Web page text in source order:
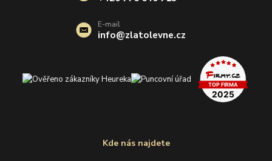
Kde nás najdete
E-mail
info@zlatolevne.cz